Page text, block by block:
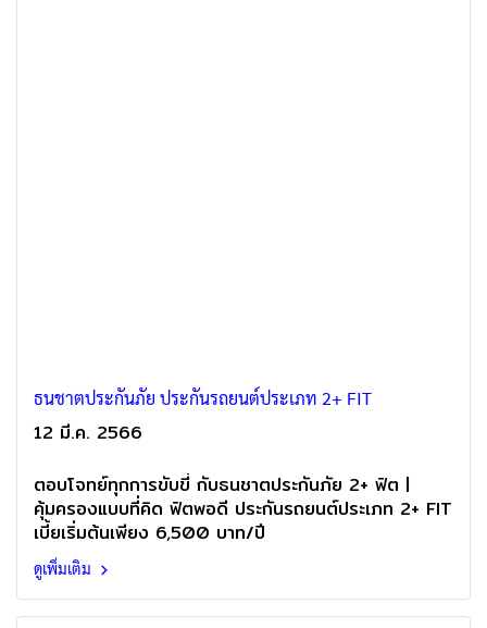
ธนชาตประกันภัย ประกันรถยนต์ประเภท 2+ FIT
12 มี.ค. 2566
ตอบโจทย์ทุกการขับขี่ กับธนชาตประกันภัย 2+ ฟิต |
คุ้มครองแบบที่คิด ฟิตพอดี ประกันรถยนต์ประเภท 2+ FIT
เบี้ยเริ่มต้นเพียง 6,500 บาท/ปี
ดูเพิ่มเติม